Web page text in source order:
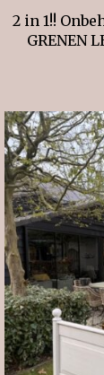
2 in 1!!
GRENEN